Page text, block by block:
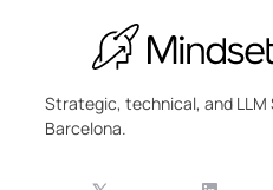
Strategic, technical, and LLM
Barcelona.